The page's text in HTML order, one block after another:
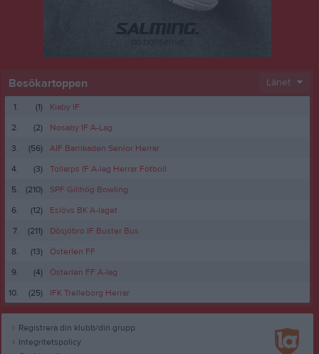
Besökartoppen Länet
1. (1)
Kiaby IF
2.
(2)
Nosaby IF A-Lag
3.
(56)
AIF Barrikaden Senior Herrar
4.
(3)
Tollarps IF A-lag Herrar Fotboll
5.
(210)
SPF Gillhög Bowling
6.
(12)
Eslövs BK A-laget
7.
(211)
Dösjöbro IF Buster Bus
8.
(13)
Österlen FF
9.
(4)
Österlen FF A-lag
10.
(25) IFK Trelleborg Herrar
Registrera din klubb/din grupp
Integritetspolicy